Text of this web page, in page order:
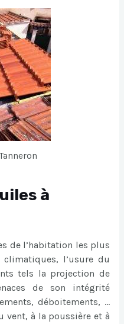
à
de l’habitation les plus
climatiques, l’usure du
tels la projection de
de son intégrité
déboitements, …
à la poussière et à